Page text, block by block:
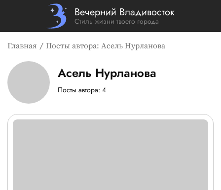
Вечерний Владивосток
Стиль жизни твоего города
Главная Посты автора: Асель Нурланова
Страница и посты автора:
Асель Нурланова
Посты автора: 4
Список новостей